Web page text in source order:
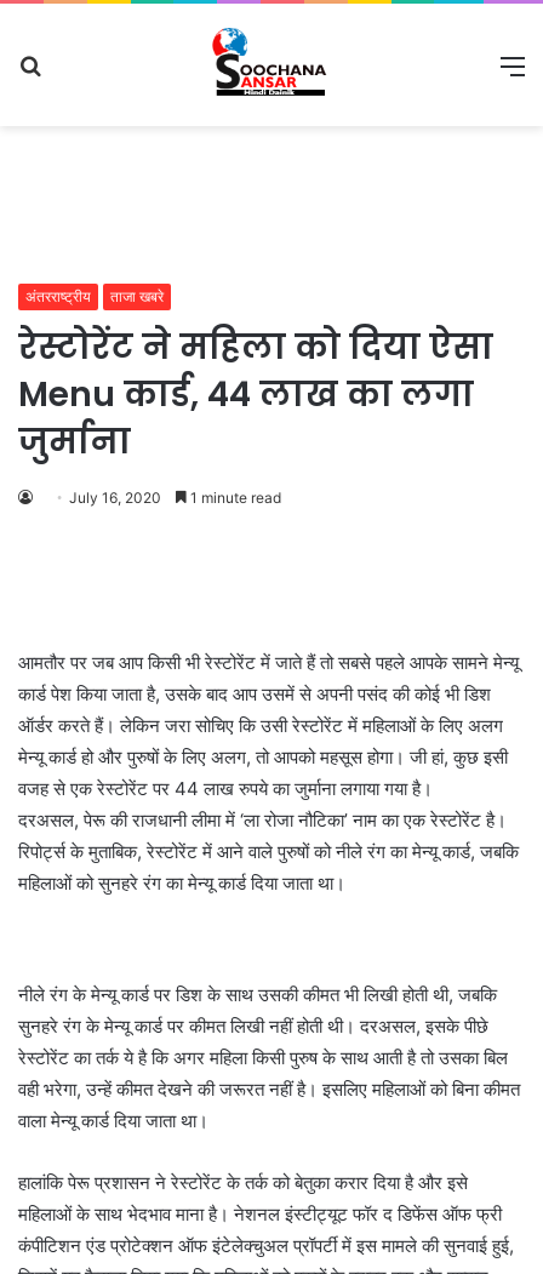
अंतरराष्ट्रीय ताजा खबरे
रेस्टोरेंट ने महिला को दिया ऐसा
Menu कार्ड, 44 लाख का लगा
जुर्माना
July 16, 2020 1 minute read
आमतौर पर जब आप किसी भी रेस्टोरेंट में जाते हैं तो सबसे पहले आपके सामने मेन्यू
कार्ड पेश किया जाता है, उसके बाद आप उसमें से अपनी पसंद की कोई भी डिश
ऑर्डर करते हैं। लेकिन जरा सोचिए कि उसी रेस्टोरेंट में महिलाओं के लिए अलग
मेन्यू कार्ड हो और पुरुषों के लिए अलग, तो आपको महसूस होगा। जी हां, कुछ इसी
वजह से एक रेस्टोरेंट पर 44 लाख रुपये का जुर्माना लगाया गया है।
दरअसल, पेरू की राजधानी लीमा में ‘ला रोजा नौटिका’ नाम का एक रेस्टोरेंट है।
रिपोर्ट्स के मुताबिक, रेस्टोरेंट में आने वाले पुरुषों को नीले रंग का मेन्यू कार्ड, जबकि
महिलाओं को सुनहरे रंग का मेन्यू कार्ड दिया जाता था।
नीले रंग के मेन्यू कार्ड पर डिश के साथ उसकी कीमत भी लिखी होती थी, जबकि
सुनहरे रंग के मेन्यू कार्ड पर कीमत लिखी नहीं होती थी। दरअसल, इसके पीछे
रेस्टोरेंट का तर्क ये है कि अगर महिला किसी पुरुष के साथ आती है तो उसका बिल
वही भरेगा, उन्हें कीमत देखने की जरूरत नहीं है। इसलिए महिलाओं को बिना कीमत
वाला मेन्यू कार्ड दिया जाता था।
हालांकि पेरू प्रशासन ने रेस्टोरेंट के तर्क को बेतुका करार दिया है और इसे
महिलाओं के साथ भेदभाव माना है। नेशनल इंस्टीट्यूट फॉर द डिफेंस ऑफ फ्री
कंपीटिशन एंड प्रोटेक्शन ऑफ इंटेलेक्चुअल प्रॉपर्टी में इस मामले की सुनवाई हुई,